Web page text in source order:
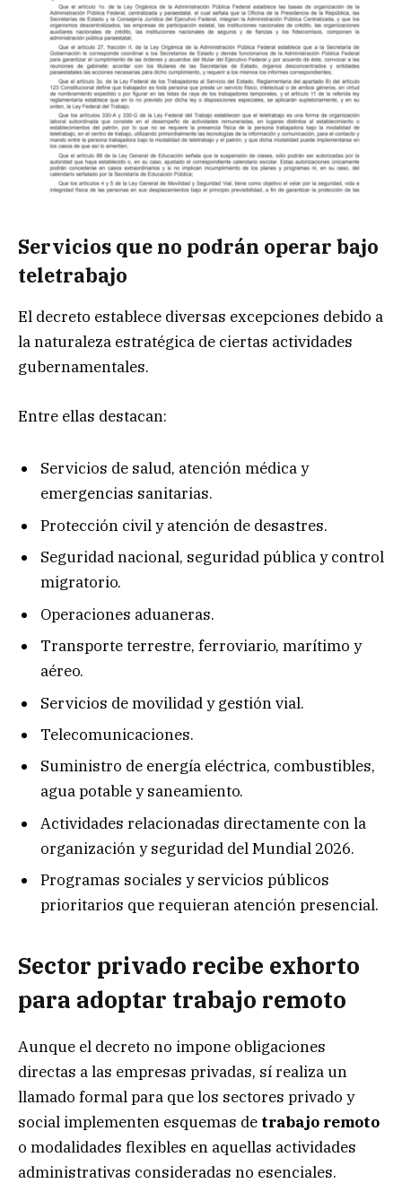
Servicios que no podrán operar bajo
teletrabajo
El decreto establece diversas excepciones debido a
la naturaleza estratégica de ciertas actividades
gubernamentales.
Entre ellas destacan:
Servicios de salud, atención médica y
emergencias sanitarias.
Protección civil y atención de desastres.
Seguridad nacional, seguridad pública y control
migratorio.
Operaciones aduaneras.
Transporte terrestre, ferroviario, marítimo y
aéreo.
Servicios de movilidad y gestión vial.
Telecomunicaciones.
Suministro de energía eléctrica, combustibles,
agua potable y saneamiento.
Actividades relacionadas directamente con la
organización y seguridad del Mundial 2026.
Programas sociales y servicios públicos
prioritarios que requieran atención presencial.
Sector privado recibe exhorto
para adoptar trabajo remoto
Aunque el decreto no impone obligaciones
directas a las empresas privadas, sí realiza un
llamado formal para que los sectores privado y
social implementen esquemas de trabajo remoto
o modalidades flexibles en aquellas actividades
administrativas consideradas no esenciales.